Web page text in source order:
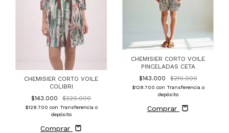
CHEMISIER CORTO VOILE
COLIBRI
$143.000
$220.000
$128.700 con Transferencia o
depósito
Comprar
CHEMISIER CORTO VOILE
PINCELADAS CETA
$143.000
$210.000
$128.700 con Transferencia o
depósito
Comprar